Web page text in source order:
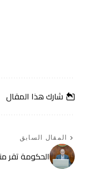
شارك هذا المقال
المقال السابق
الحكومة تقر